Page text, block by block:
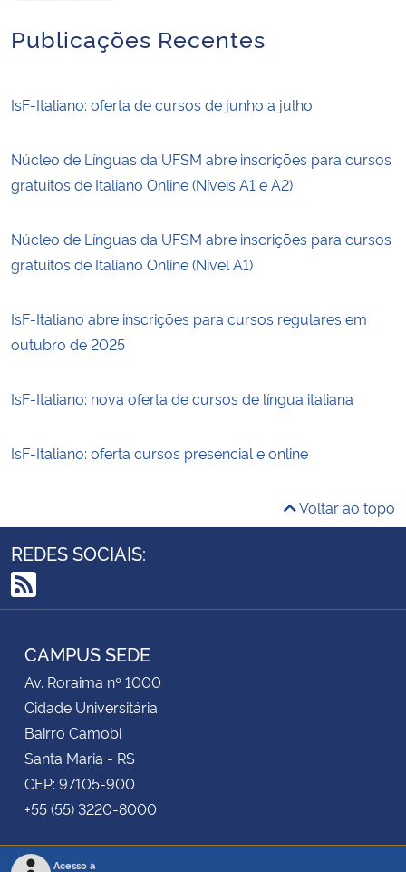
Publicações Recentes
IsF-Italiano: oferta de cursos de junho a julho
Núcleo de Línguas da UFSM abre inscrições para cursos
gratuitos de Italiano Online (Níveis A1 e A2)
Núcleo de Línguas da UFSM abre inscrições para cursos
gratuitos de Italiano Online (Nível A1)
IsF-Italiano abre inscrições para cursos regulares em
outubro de 2025
IsF-Italiano: nova oferta de cursos de língua italiana
IsF-Italiano: oferta cursos presencial e online
Voltar ao topo
REDES SOCIAIS:
RSS
CAMPUS SEDE
Av. Roraima nº 1000
Cidade Universitária
Bairro Camobi
Santa Maria - RS
CEP: 97105-900
+55 (55) 3220-8000
Acesso à